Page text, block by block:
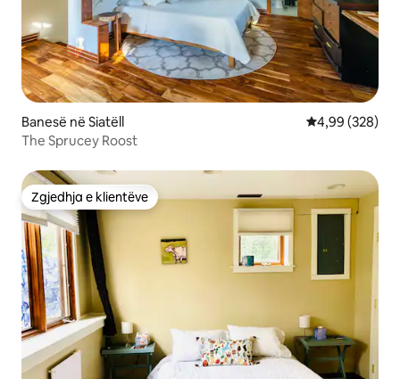
Banesë në Siatëll Vlerësimi
4,99 (328)
The Sprucey Roost
Zgjedhja e klientëve
Zgjedhja e klientëve